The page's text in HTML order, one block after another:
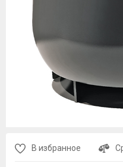
В избранное